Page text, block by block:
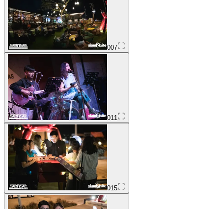
007
011
015